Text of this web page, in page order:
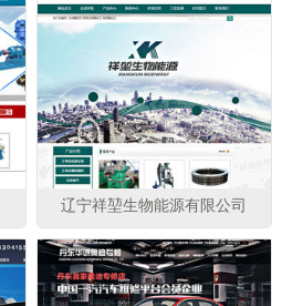
辽宁祥堃生物能源有限公司